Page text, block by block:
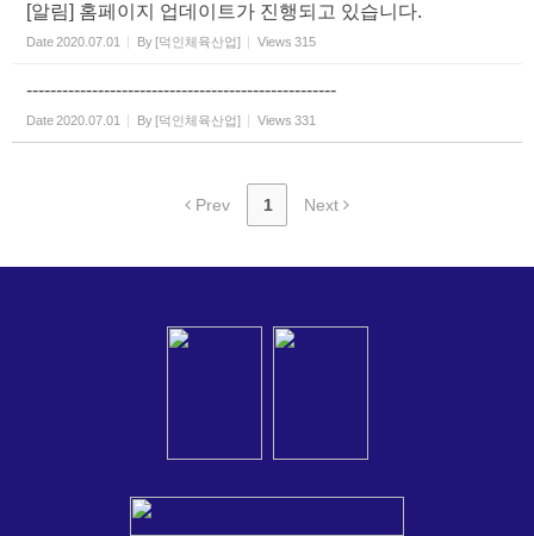
[알림] 홈페이지 업데이트가 진행되고 있습니다.
Date2020.07.01 By [덕인체육산업] Views 315
----------------------------------------------------
Date2020.07.01 By [덕인체육산업] Views 331
Prev 1 Next